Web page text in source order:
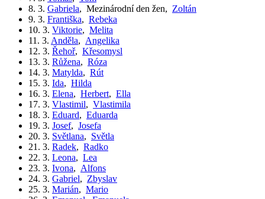
8. 3. Gabriela, Mezinárodní den žen, Zoltán
9. 3. Františka, Rebeka
10. 3. Viktorie, Melita
11. 3. Anděla, Angelika
12. 3. Řehoř, Křesomysl
13. 3. Růžena, Róza
14. 3. Matylda, Rút
15. 3. Ida, Hilda
16. 3. Elena, Herbert, Ella
17. 3. Vlastimil, Vlastimila
18. 3. Eduard, Eduarda
19. 3. Josef, Josefa
20. 3. Světlana, Světla
21. 3. Radek, Radko
22. 3. Leona, Lea
23. 3. Ivona, Alfons
24. 3. Gabriel, Zbyslav
25. 3. Marián, Mario